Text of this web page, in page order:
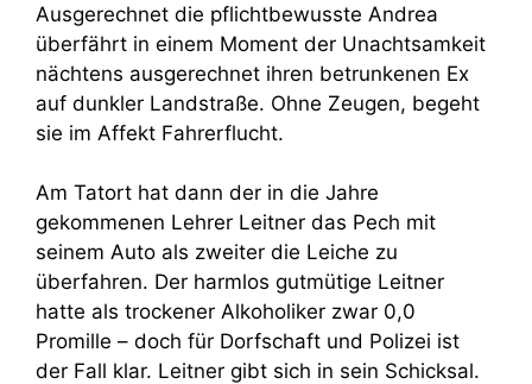
Ausgerechnet die pflichtbewusste Andrea
überfährt in einem Moment der Unachtsamkeit
nächtens ausgerechnet ihren betrunkenen Ex
auf dunkler Landstraße. Ohne Zeugen, begeht
sie im Affekt Fahrerflucht.
Am Tatort hat dann der in die Jahre
gekommenen Lehrer Leitner das Pech mit
seinem Auto als zweiter die Leiche zu
überfahren. Der harmlos gutmütige Leitner
hatte als trockener Alkoholiker zwar 0,0
Promille – doch für Dorfschaft und Polizei ist
der Fall klar. Leitner gibt sich in sein Schicksal.